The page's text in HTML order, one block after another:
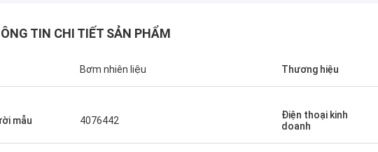
TIN CHI TIẾT SẢN PHẨM
Bơm nhiên liệu Thương hiệu
mẫu 4076442
Điện thoại kinh
doanh